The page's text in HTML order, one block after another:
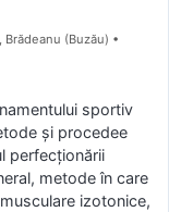
Brădeanu (Buzău) •
sportiv
şi procedee
perfecţionării
metode în care
izotonice,